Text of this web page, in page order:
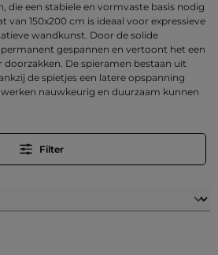
een stabiele en vormvaste basis nodig
van 150x200 cm is ideaal voor expressieve
wandkunst. Door de solide
gespannen en vertoont het een
De spieramen bestaan uit
de spietjes een latere opspanning
nauwkeurig en duurzaam kunnen
Filter
4.6 van 5 sterren